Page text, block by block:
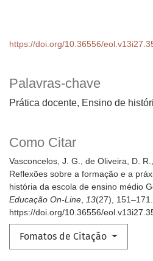
Palavras-chave
Prática docente, Ensino de
Como Citar
Vasconcelos, J. G., de Oliveira, D.
Reflexões sobre a formação e a
história da escola de ensino médio
Educação On-Line, 13(27), 151–171.
https://doi.org/10.36556/
Fomatos de Citação
https://doi.org/10.36556/